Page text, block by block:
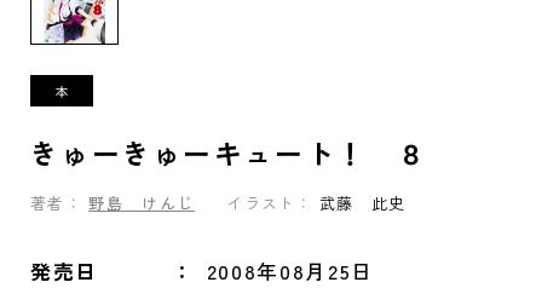
きゅーきゅーキュート！ ８
著者： 野島 けんじ イラスト： 武藤 此史
発売日 2008年08月25日